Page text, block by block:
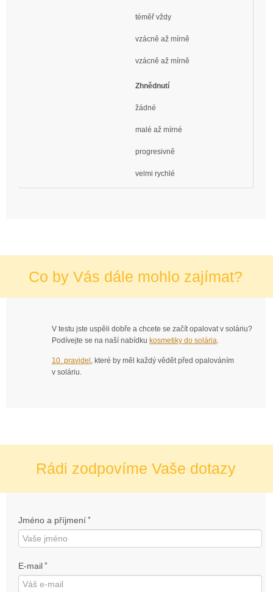
téměř vždy
vzácně až mírně
vzácně až mírně
Zhnědnutí
žádné
malé až mírné
progresivně
velmi rychlé
Co by Vás dále mohlo zajímat?
V testu jste uspěli dobře a chcete se začít opalovat v soláriu?
Podívejte se na naší nabídku kosmetiky do solária.
10. pravidel , které by měl každý vědět před opalováním
v soláriu.
Rádi zodpovíme Vaše dotazy
Jméno a příjmení *
E-mail *